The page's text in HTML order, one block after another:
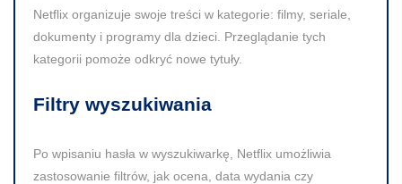
Netflix organizuje swoje treści w kategorie: filmy, seriale,
dokumenty i programy dla dzieci. Przeglądanie tych
kategorii pomoże odkryć nowe tytuły.
Filtry wyszukiwania
Po wpisaniu hasła w wyszukiwarkę, Netflix umożliwia
zastosowanie filtrów, jak ocena, data wydania czy